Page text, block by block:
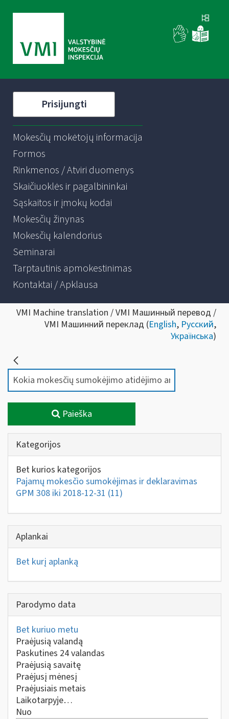
Prisijungti
Mokesčių mokėtojų informacija
Formos
Rinkmenos / Atviri duomenys
Skaičiuoklės ir pagalbininkai
Sąskaitos ir įmokų kodai
Mokesčių žinynas
Mokesčių kalendorius
Seminarai
Tarptautinis apmokestinimas
Kontaktai / Apklausa
VMI Machine translation / VMI Машинный перевод /
VMI Машинний переклад (English, Русский,
Українська)
Paieška
Kategorijos
Bet kurios kategorijos
Pajamų mokesčio sumokėjimas ir deklaravimas
GPM 308 iki 2018-12-31 (11)
Aplankai
Bet kurį aplanką
Parodymo data
Bet kuriuo metu
Praėjusią valandą
Paskutines 24 valandas
Praėjusią savaitę
Praėjusį mėnesį
Praėjusiais metais
Laikotarpyje…
Nuo